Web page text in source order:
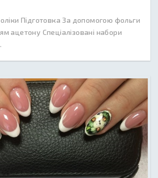
Підготовка За допомогою фольги
ацетону Спеціалізовані набори